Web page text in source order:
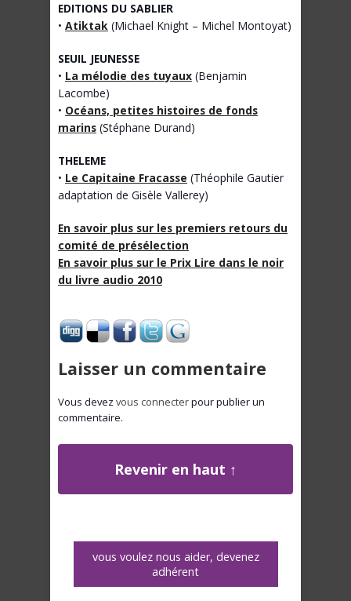
EDITIONS DU SABLIER
• Atiktak (Michael Knight – Michel Montoyat)
SEUIL JEUNESSE
• La mélodie des tuyaux (Benjamin
Lacombe)
• Océans, petites histoires de fonds
marins (Stéphane Durand)
THELEME
• Le Capitaine Fracasse (Théophile Gautier
adaptation de Gisèle Vallerey)
En savoir plus sur les premiers retours du
comité de présélection
En savoir plus sur le Prix Lire dans le noir
du livre audio 2010
Laisser un commentaire
Vous devez vous connecterpour publier un
commentaire.
Revenir en haut ↑
vous voulez nous aider, devenez
adhérent